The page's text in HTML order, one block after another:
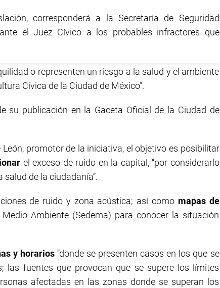
corresponderá a la Secretaría de Seguridad
el Juez Cívico a los probables infractores que
o representen un riesgo a la salud y el ambiente
Cívica de la Ciudad de México”.
su publicación en la Gaceta Oficial de la Ciudad de
promotor de la iniciativa, el objetivo es posibilitar
el exceso de ruido en la capital, “por considerarlo
de la ciudadanía”.
de ruido y zona acústica; así como mapas de
Ambiente (Sedema) para conocer la situación
y horarios “donde se presenten casos en los que se
las fuentes que provocan que se supere los límites
afectadas en las zonas donde se superan los